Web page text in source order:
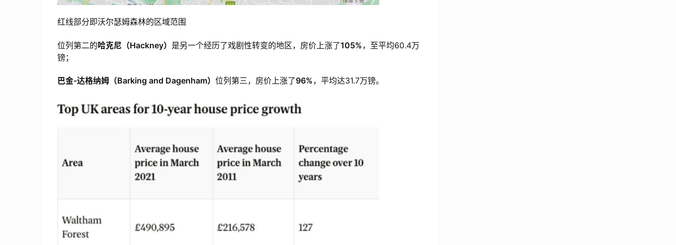
红线部分即沃尔瑟姆森林的区域范围
位列第二的哈克尼（Hackney） 是另一个经历了戏剧性转变的地区，房价上涨了105%，至平均60.4万
镑；
巴金-达格纳姆（Barking and Dagenham） 位列第三，房价上涨了96%，平均达31.7万镑。